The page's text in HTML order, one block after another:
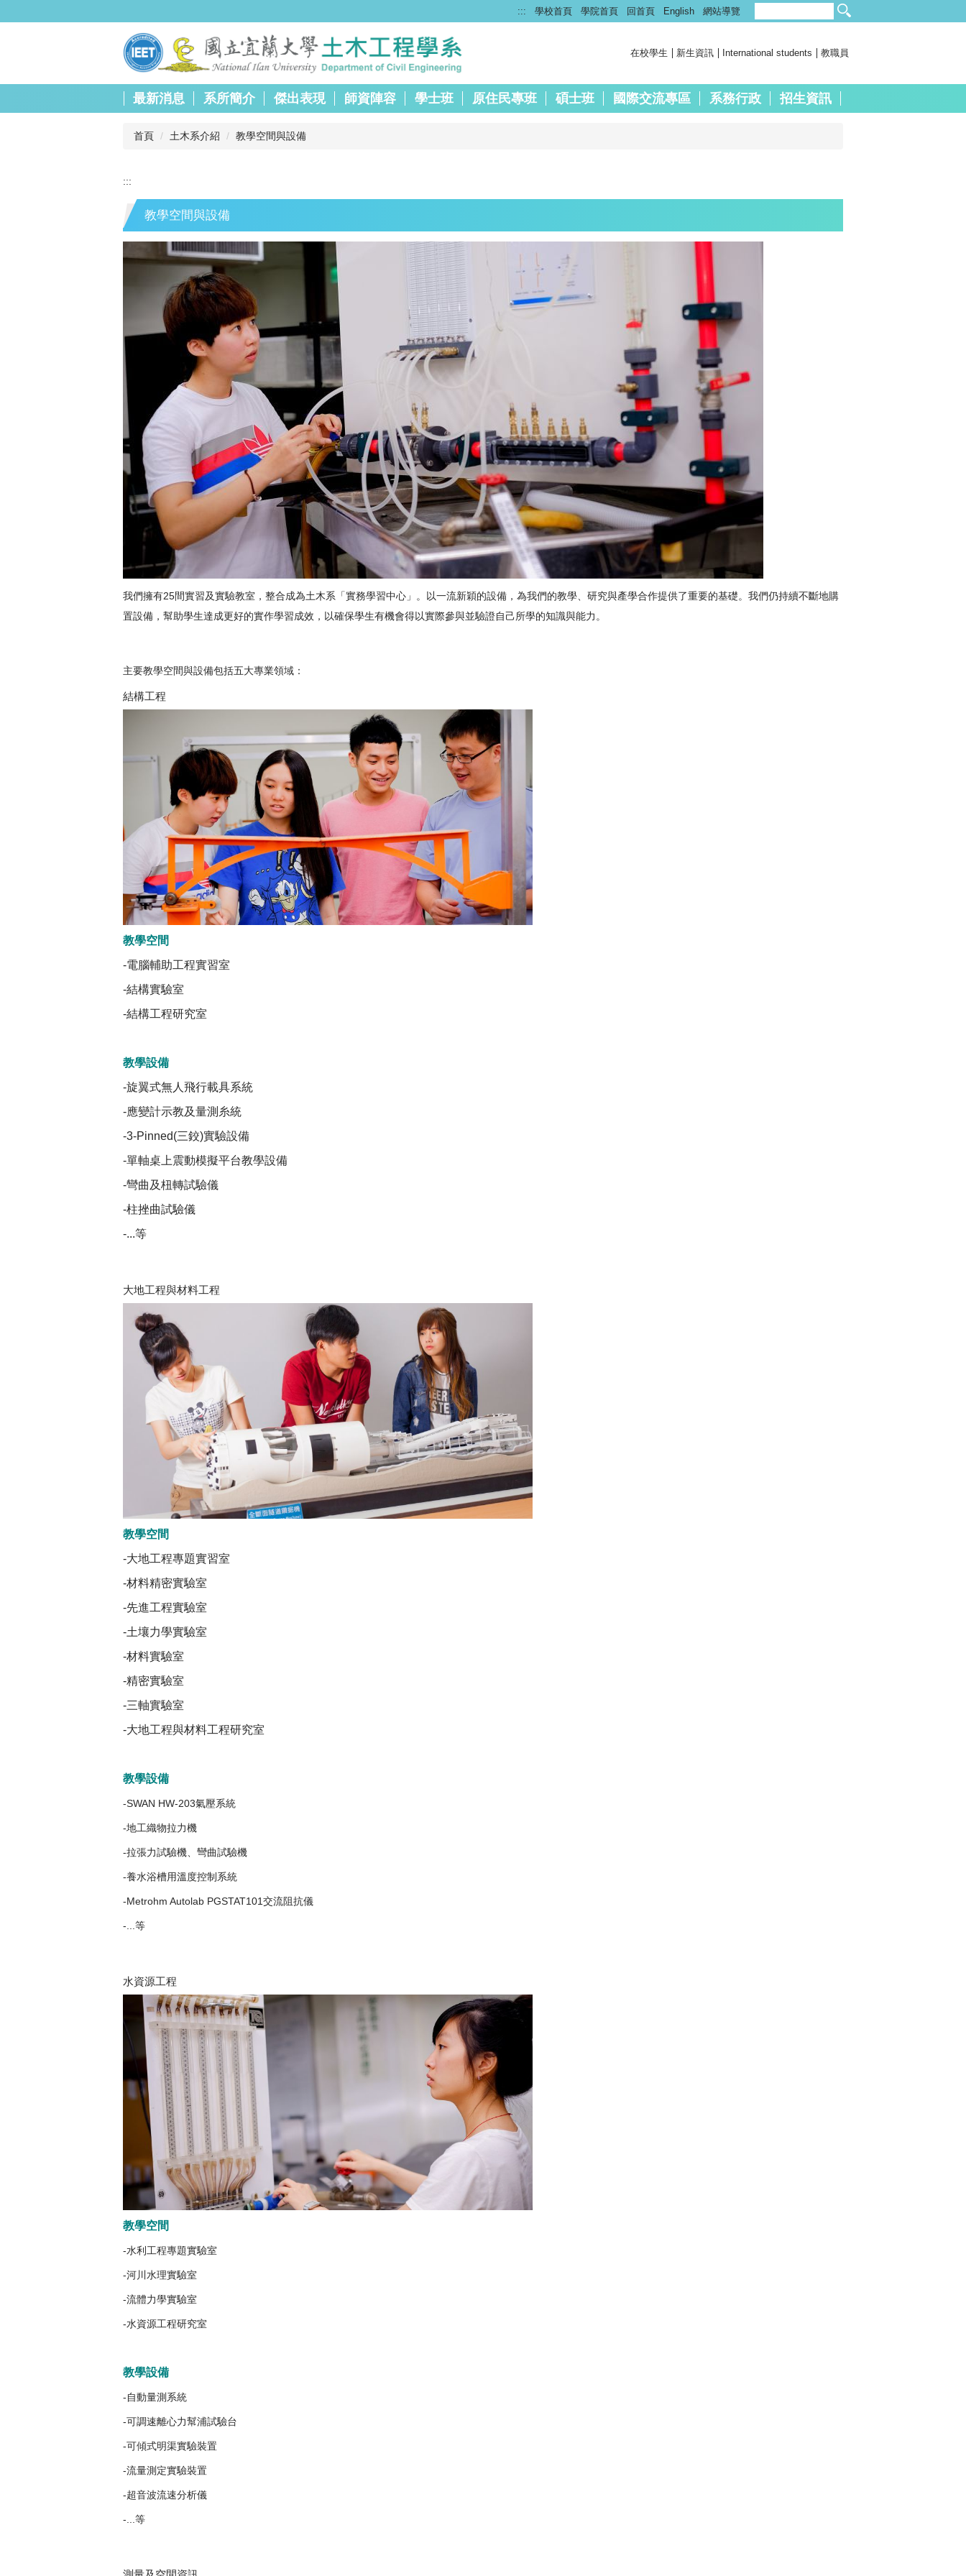
到
容
::: 學校首頁 學院首頁 回首頁 English 網站導覽
在校學生 新生資訊 International students 教職員
最新消息 系所簡介 傑出表現 師資陣容 學士班 原住民專班 碩士班 國際交流專區 系務行政 招生資訊
首頁 土木系介紹 教學空間與設備
:::
教學空間與設備
我們擁有25間實習及實驗教室，整合成為土木系「實務學習中心」。以一流新穎的設備，為我們的教學、研究與產學合作提供了重要的基礎。我們仍持續不斷地購
置設備，幫助學生達成更好的實作學習成效，以確保學生有機會得以實際參與並驗證自己所學的知識與能力。
主要教學空間與設備包括五大專業領域：
結構工程
教學空間
-電腦輔助工程實習室
-結構實驗室
-結構工程研究室
教學設備
-旋翼式無人飛行載具系統
-應變計示教及量測糸統
-3-Pinned(三鉸)實驗設備
-單軸桌上震動模擬平台教學設備
-彎曲及杻轉試驗儀
-柱挫曲試驗儀
-...等
大地工程與材料工程
教學空間
-大地工程專題實習室
-材料精密實驗室
-先進工程實驗室
-土壤力學實驗室
-材料實驗室
-精密實驗室
-三軸實驗室
-大地工程與材料工程研究室
教學設備
-SWAN HW-203氣壓系統
-地工織物拉力機
-拉張力試驗機、彎曲試驗機
-養水浴槽用溫度控制系統
-Metrohm Autolab PGSTAT101交流阻抗儀
-...等
水資源工程
教學空間
-水利工程專題實驗室
-河川水理實驗室
-流體力學實驗室
-水資源工程研究室
教學設備
-自動量測系統
-可調速離心力幫浦試驗台
-可傾式明渠實驗裝置
-流量測定實驗裝置
-超音波流速分析儀
-...等